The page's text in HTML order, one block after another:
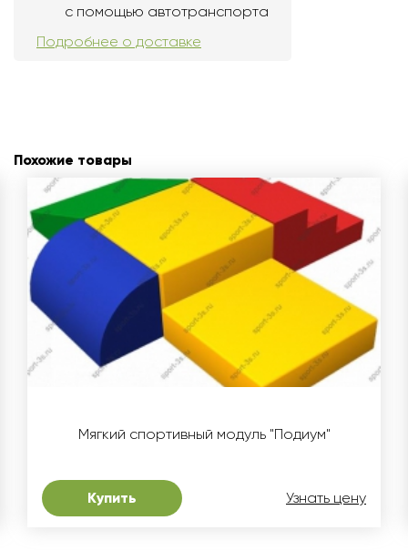
с помощью автотранспорта
Подробнее о доставке
Похожие товары
Мягкий спортивный модуль "Подиум"
Купить Узнать цену